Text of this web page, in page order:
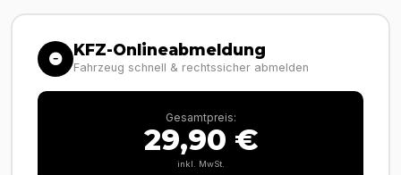
KFZ-Onlineabmeldung
Fahrzeug schnell & rechtssicher abmelden
Gesamtpreis:
29,90 €
inkl. MwSt.